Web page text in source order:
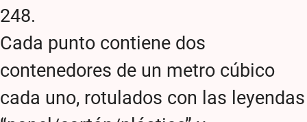
248.
Cada punto contiene dos
contenedores de un metro cúbico
cada uno, rotulados con las leyendas